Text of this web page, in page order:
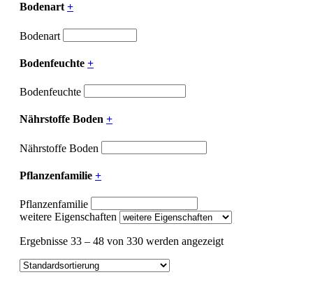
Bodenart +
Bodenart
Bodenfeuchte +
Bodenfeuchte
Nährstoffe Boden +
Nährstoffe Boden
Pflanzenfamilie +
Pflanzenfamilie
weitere Eigenschaften
Ergebnisse 33 – 48 von 330 werden angezeigt